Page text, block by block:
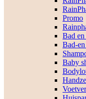
Promo
Bad en
Bad-
Baby